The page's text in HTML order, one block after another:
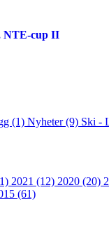
NTE-cup II
(1) Nyheter (9) Ski -
2021 (12) 2020 (20)
(61)